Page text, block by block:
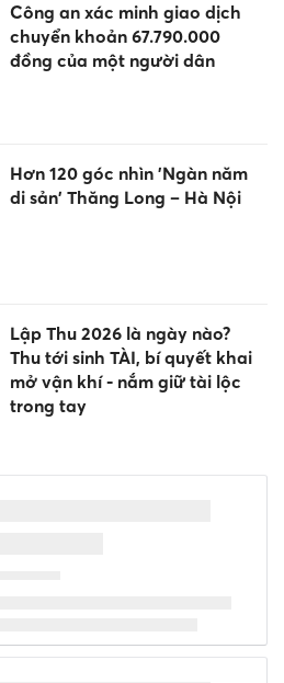
Công an xác minh giao dịch
chuyển khoản 67.790.000
đồng của một người dân
Hơn 120 góc nhìn 'Ngàn năm
di sản' Thăng Long – Hà Nội
Lập Thu 2026 là ngày nào?
Thu tới sinh TÀI, bí quyết khai
mở vận khí - nắm giữ tài lộc
trong tay
Động lực mới cho giáo dục